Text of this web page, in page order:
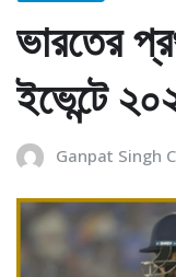
ভারতের
ইভেন্টে
Ganpat Singh